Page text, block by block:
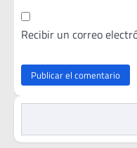
Recibir un correo